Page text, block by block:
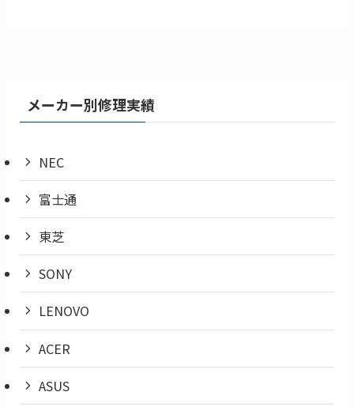
メーカー別修理実績
NEC
富士通
東芝
SONY
LENOVO
ACER
ASUS